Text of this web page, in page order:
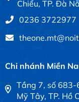
Chiểu, TP. Đà
0236 3722977
Chi nhánh Miền
Tầng 7, số 683-
Mỹ Tây, TP. Hồ